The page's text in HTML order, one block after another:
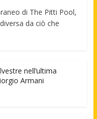
di The Pitti Pool,
da ciò che
nell’ultima
Armani